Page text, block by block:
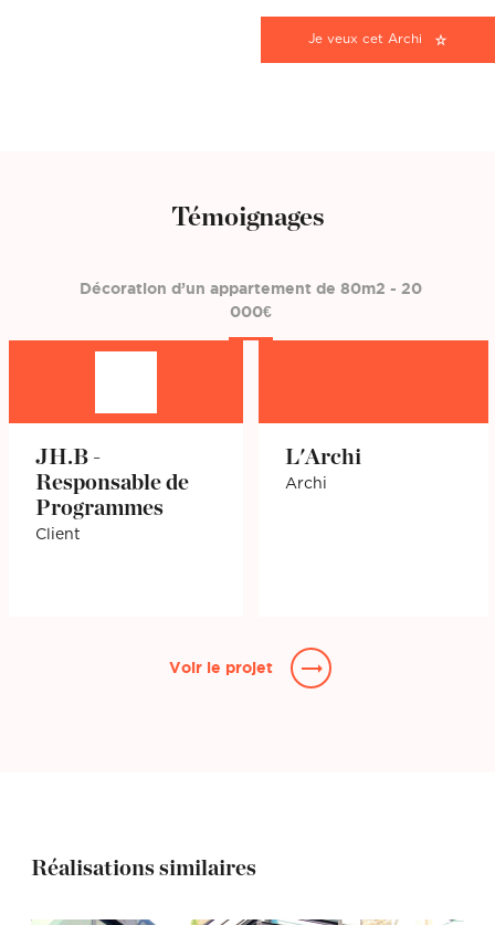
Je veux cet Archi
Témoignages
Décoration d’un appartement de 80m2 - 20
000€
JH.B -
Responsable de
Programmes
Client
L'Archi
Archi
Voir le projet
Réalisations similaires